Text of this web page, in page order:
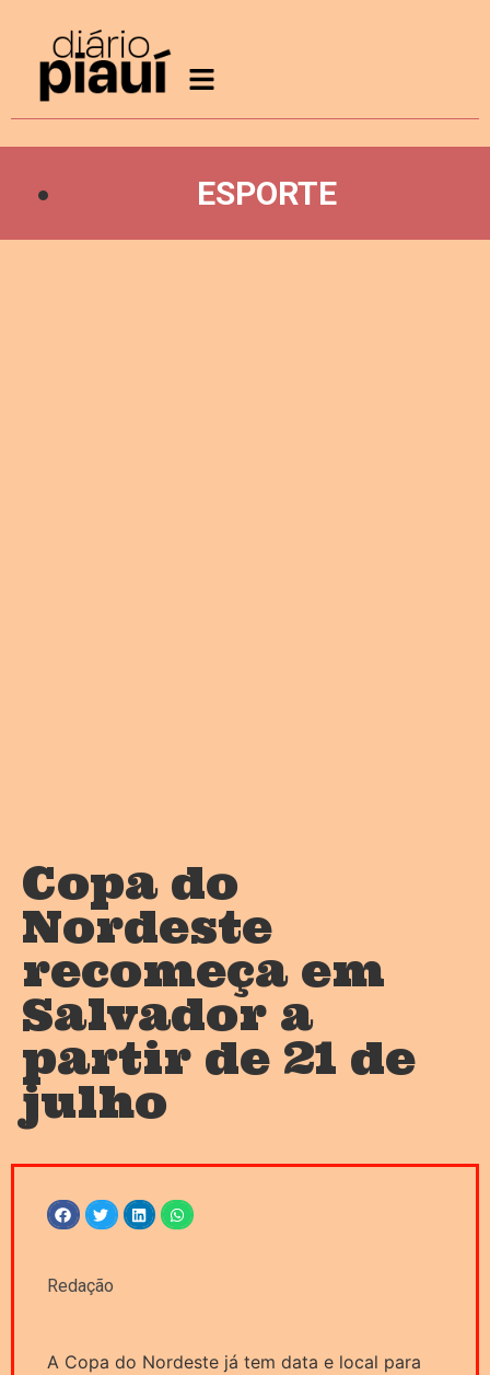
ESPORTE
Copa do
Nordeste
recomeça em
Salvador a
partir de 21 de
julho
Redação
A Copa do Nordeste já tem data e local para